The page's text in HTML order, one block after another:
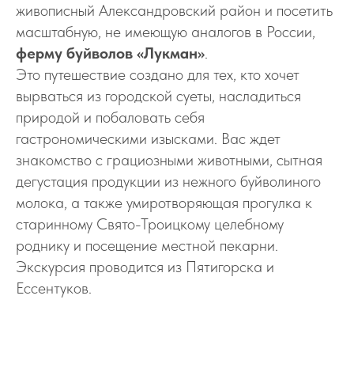
живописный Александровский район и посетить
масштабную, не имеющую аналогов в России,
ферму буйволов «Лукман».
Это путешествие создано для тех, кто хочет
вырваться из городской суеты, насладиться
природой и побаловать себя
гастрономическими изысками. Вас ждет
знакомство с грациозными животными, сытная
дегустация продукции из нежного буйволиного
молока, а также умиротворяющая прогулка к
старинному Свято-Троицкому целебному
роднику и посещение местной пекарни.
Экскурсия проводится из Пятигорска и
Ессентуков.